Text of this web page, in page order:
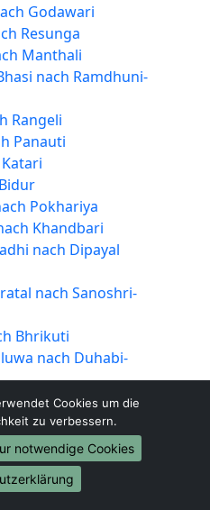
Godawari
Resunga
Manthali
nach Ramdhuni-
Rangeli
Panauti
Pokhariya
Khandbari
nach Dipayal
nach Sanoshri-
Bhrikuti
nach Duhabi-
nach Shankharapur
Dudhauli
Sabaila
Banepa
Phidim
Cookies um die
zu verbessern.
notwendige Cookies